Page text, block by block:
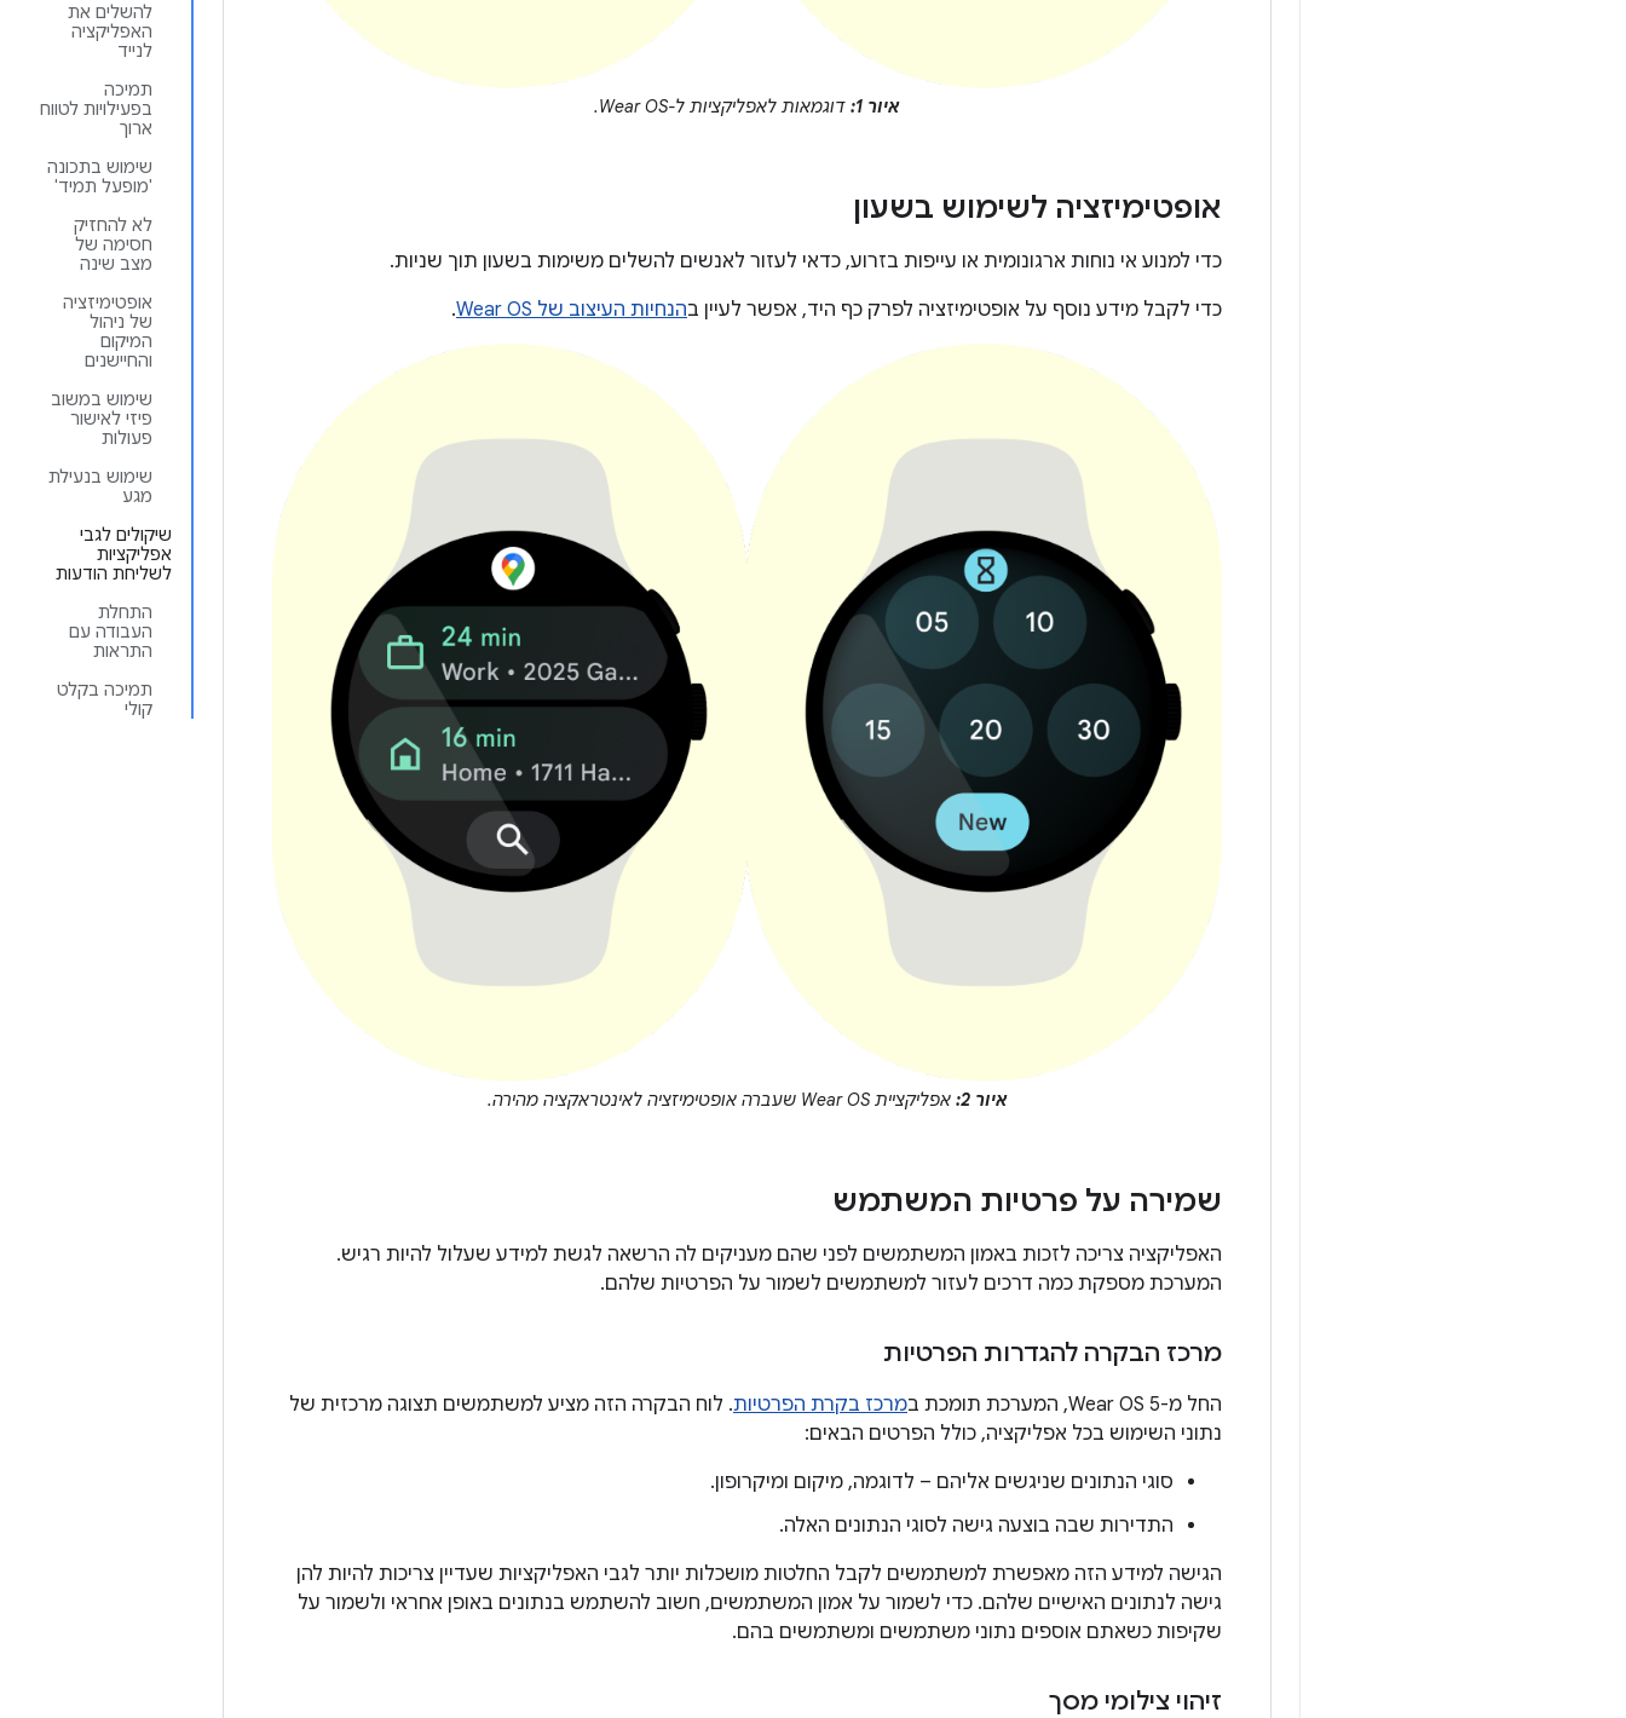
להשלים את
האפליקציה
לנייד
תמיכה
בפעילויות לטווח
ארוך
שימוש בתכונה
'מופעל תמיד'
לא להחזיק
חסימה של
מצב שינה
אופטימיזציה
של ניהול
המיקום
והחיישנים
שימוש במשוב
פיזי לאישור
פעולות
שימוש בנעילת
מגע
שיקולים לגבי
אפליקציות
לשליחת הודעות
התחלת
העבודה עם
התראות
תמיכה בקלט
קולי
איור 1: דוגמאות לאפליקציות ל-Wear OS.
אופטימיזציה לשימוש בשעון
כדי למנוע אי נוחות ארגונומית או עייפות בזרוע, כדאי לעזור לאנשים להשלים משימות בשעון תוך שניות.
כדי לקבל מידע נוסף על אופטימיזציה לפרק כף היד, אפשר לעיין בהנחיות העיצוב של Wear OS .
איור 2: אפליקציית Wear OS שעברה אופטימיזציה לאינטראקציה מהירה.
שמירה על פרטיות המשתמש
האפליקציה צריכה לזכות באמון המשתמשים לפני שהם מעניקים לה הרשאה לגשת למידע שעלול להיות רגיש.
המערכת מספקת כמה דרכים לעזור למשתמשים לשמור על הפרטיות שלהם.
מרכז הבקרה להגדרות הפרטיות
החל מ-Wear OS 5, המערכת תומכת ב מרכז בקרת הפרטיות. לוח הבקרה הזה מציע למשתמשים תצוגה מרכזית של
נתוני השימוש בכל אפליקציה, כולל הפרטים הבאים:
סוגי הנתונים שניגשים אליהם – לדוגמה, מיקום ומיקרופון.
התדירות שבה בוצעה גישה לסוגי הנתונים האלה.
הגישה למידע הזה מאפשרת למשתמשים לקבל החלטות מושכלות יותר לגבי האפליקציות שעדיין צריכות להיות להן
גישה לנתונים האישיים שלהם. כדי לשמור על אמון המשתמשים, חשוב להשתמש בנתונים באופן אחראי ולשמור על
שקיפות כשאתם אוספים נתוני משתמשים ומשתמשים בהם.
זיהוי צילומי מסך